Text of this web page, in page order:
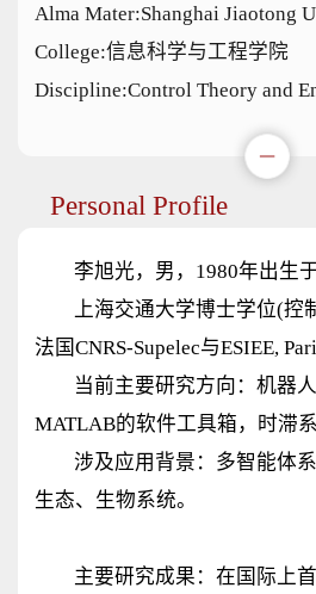
Alma Mater:Shanghai Jiaotong
College:信息科学与工程学院
Discipline:Control Theory and
Personal Profile
李旭光，男，1980年出生
上海交通大学博士学位(控
法国CNRS-Supelec与ESIEE,
当前主要研究方向：机器
MATLAB的软件工具箱，时滞
涉及应用背景：多智能体
生态、生物系统。
主要研究成果：在国际上